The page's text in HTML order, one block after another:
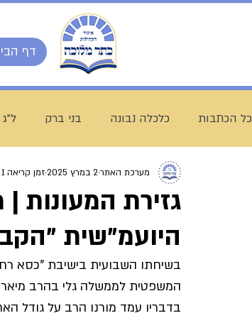
דף
כל הכתבות כלכלה נבונה בני ברק
השיעור השבועי ספרי מרן בית
חג שבועות ת"ת לחם הביכורים
עולם התורה הרב עובדיה חן דף
גזירת המעונות
היועמ"שית
מערכת האתר2 במרץ 2025 זמן קריאה 1 דקות
בשיחתו השבועית בישיבת "כסא
המשפטית לממשלה גלי בהרב
בדבריו עמד מורנו הרב על גודל